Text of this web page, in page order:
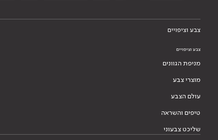
צבע וציפויים
צבע וציפויים
מניפת הגוונים
מוצרי צבע
עולם הצבע
טיפים והשראה
שליכט צבעוני